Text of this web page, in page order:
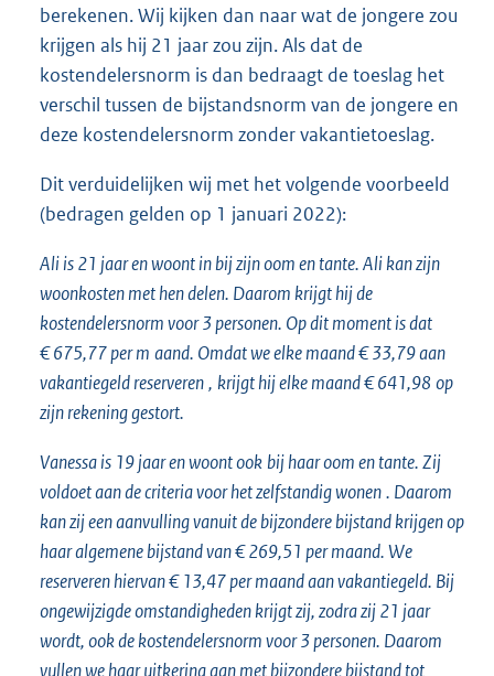
berekenen. Wij kijken dan naar wat de jongere zou
krijgen als hij 21 jaar zou zijn. Als dat de
kostendelersnorm is dan bedraagt de toeslag het
verschil tussen de bijstandsnorm van de jongere en
deze kostendelersnorm zonder vakantietoeslag.
Dit verduidelijken wij met het volgende voorbeeld
(bedragen gelden op 1 januari 2022):
Ali is 21 jaar en woont in bij zijn oom en tante. Ali kan zijn
woonkosten met hen delen. Daarom krijgt hij de
kostendelersnorm voor 3 personen. Op dit moment is dat
€ 675,77 perm aand. Omdat we elke maand€ 33,79aan
vakantiegeld reserveren, krijgt hij elke maand€ 641,98 op
zijn rekening gestort.
Vanessais 19 jaar enwoontookbij haar oom en tante. Zij
voldoet aan decriteria voor het zelfstandig wonen. Daarom
kan zij een aanvulling vanuit de bijzondere bijstandkrijgenop
haar algemene bijstand van€ 269,51 per maand. We
reserveren hiervan € 13,47 per maand aan vakantiegeld. Bij
ongewijzigde omstandigheden krijgt zij, zodra zij 21 jaar
wordt, ook de kostendelersnorm voor 3 personen. Daarom
vullen we haar uitkering aan met bijzondere bijstand tot